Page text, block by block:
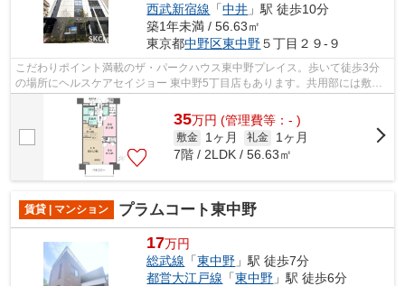
西武新宿線 「中井 」駅 徒歩10分
築1年未満 / 56.63㎡
東京都中野区東中野５丁目２９-９
こだわりポイント満載のザ・パークハウス東中野プレイス。歩いて徒歩3分
の場所にヘルスケアセイジョー 東中野5丁目店もあります。共用部には敷地
内ごみ置き場・エレベータなどが揃って...
35万円 (管理費等：- )
敷金 1ヶ月 礼金
1ヶ月
7階 / 2LDK / 56.63㎡
賃貸 | マンション プラムコート東中野
17万円
総武線 「東中野 」駅 徒歩7分
都営大江戸線 「東中野 」駅 徒歩6分